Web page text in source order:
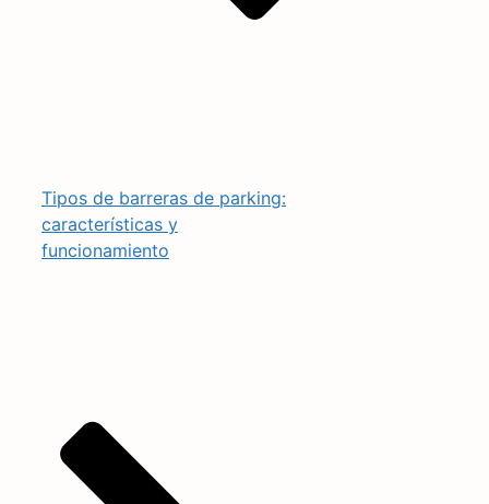
Tipos de barreras de parking:
características y
funcionamiento